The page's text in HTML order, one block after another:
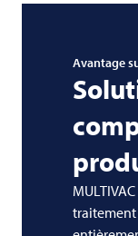
Avantage